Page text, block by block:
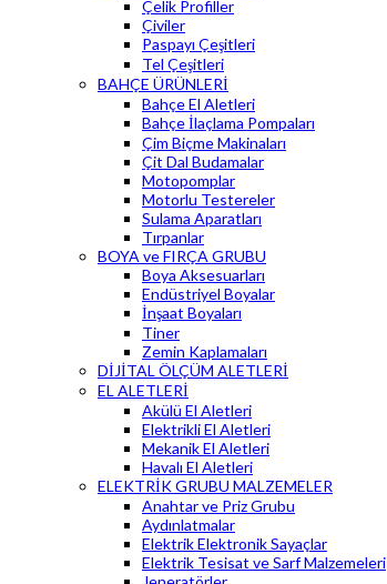
Çelik Profiller
Çiviler
Paspayı Çeşitleri
Tel Çeşitleri
BAHÇE ÜRÜNLERİ
Bahçe El Aletleri
Bahçe İlaçlama Pompaları
Çim Biçme Makinaları
Çit Dal Budamalar
Motopomplar
Motorlu Testereler
Sulama Aparatları
Tırpanlar
BOYA ve FIRÇA GRUBU
Boya Aksesuarları
Endüstriyel Boyalar
İnşaat Boyaları
Tiner
Zemin Kaplamaları
DİJİTAL ÖLÇÜM ALETLERİ
EL ALETLERİ
Akülü El Aletleri
Elektrikli El Aletleri
Mekanik El Aletleri
Havalı El Aletleri
ELEKTRİK GRUBU MALZEMELER
Anahtar ve Priz Grubu
Aydınlatmalar
Elektrik Elektronik Sayaçlar
Elektrik Tesisat ve Sarf Malzemeleri